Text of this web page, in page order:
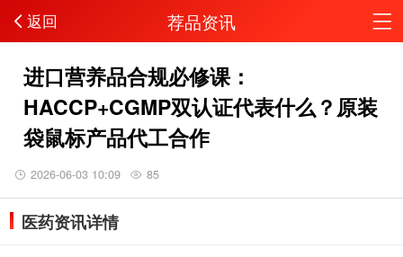
返回 荐品资讯
进口营养品合规必修课：
HACCP+CGMP双认证代表什么？原装
袋鼠标产品代工合作
2026-06-03 10:09 85
医药资讯详情